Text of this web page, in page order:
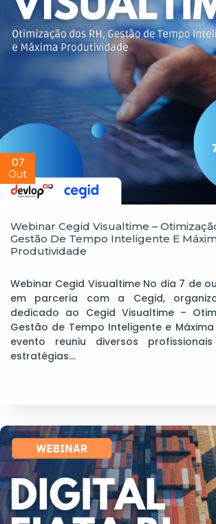
07
Out
Webinar Cegid Visualtime –
Gestão De Tempo Inteligente E
Produtividade
Webinar Cegid Visualtime No dia 7 de
em parceria com a Cegid,
dedicado ao Cegid Visualtime –
Gestão de Tempo Inteligente e Máxima
evento reuniu diversos
estratégias…